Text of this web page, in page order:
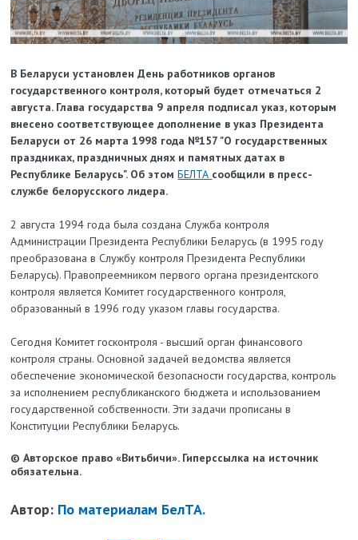
В Беларуси установлен День работников органов
государственного контроля, который будет отмечаться 2
августа. Глава государства 9 апреля подписал указ, которым
внесено соответствующее дополнение в указ Президента
Беларуси от 26 марта 1998 года №157 "О государственных
праздниках, праздничных днях и памятных датах в
Республике Беларусь". Об этомБЕЛТА сообщили в пресс-
службе белорусского лидера.
2 августа 1994 года была создана Служба контроля
Администрации Президента Республики Беларусь (в 1995 году
преобразована в Службу контроля Президента Республики
Беларусь). Правопреемником первого органа президентского
контроля является Комитет государственного контроля,
образованный в 1996 году указом главы государства.
Сегодня Комитет госконтроля - высший орган финансового
контроля страны. Основной задачей ведомства является
обеспечение экономической безопасности государства, контроль
за исполнением республиканского бюджета и использованием
государственной собственности. Эти задачи прописаны в
Конституции Республики Беларусь.
© Авторское право «Витьбичи». Гиперссылка на источник
обязательна.
Автор: По материалам БелТА.